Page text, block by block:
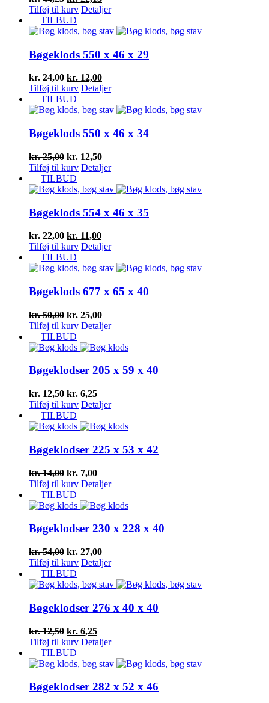
oprindelige
pris
var:
aktuelle
er:
Tilføj til kurv Detaljer
TILBUD
Bøgeklods 550 x 46 x 29
kr.24,00 Den
oprindelige
pris
var:
kr. 12,00Den
aktuelle
er:
Tilføj til kurv Detaljer
TILBUD
Bøgeklods 550 x 46 x 34
kr.25,00 Den
oprindelige
pris
var:
kr. 12,50Den
aktuelle
er:
Tilføj til kurv Detaljer
TILBUD
Bøgeklods 554 x 46 x 35
kr.22,00 Den
oprindelige
pris
var:
kr. 11,00Den
aktuelle
er:
Tilføj til kurv Detaljer
TILBUD
Bøgeklods 677 x 65 x 40
kr.50,00 Den
oprindelige
pris
var:
kr. 25,00Den
aktuelle
er:
Tilføj til kurv Detaljer
TILBUD
Bøgeklodser 205 x 59 x 40
kr.12,50 Den
oprindelige
pris
var:
kr. 6,25Den
aktuelle
er:
Tilføj til kurv Detaljer
TILBUD
Bøgeklodser 225 x 53 x 42
kr.14,00 Den
oprindelige
pris
var:
kr. 7,00Den
aktuelle
er:
Tilføj til kurv Detaljer
TILBUD
Bøgeklodser 230 x 228 x 40
kr.54,00 Den
oprindelige
pris
var:
kr. 27,00Den
aktuelle
er:
Tilføj til kurv Detaljer
TILBUD
Bøgeklodser 276 x 40 x 40
kr.12,50 Den
oprindelige
pris
var:
kr. 6,25Den
aktuelle
er:
Tilføj til kurv Detaljer
TILBUD
Bøgeklodser 282 x 52 x 46